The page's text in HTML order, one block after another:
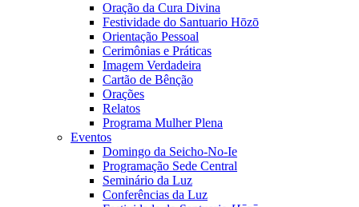
Oração da Cura Divina
Festividade do Santuario Hōzō
Orientação Pessoal
Cerimônias e Práticas
Imagem Verdadeira
Cartão de Bênção
Orações
Relatos
Programa Mulher Plena
Eventos
Domingo da Seicho-No-Ie
Programação Sede Central
Seminário da Luz
Conferências da Luz